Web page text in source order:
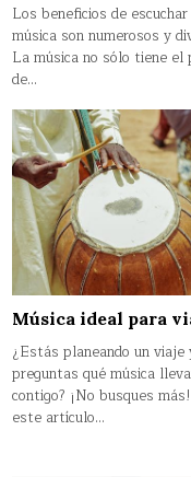
Los beneficios de escuchar
música son numerosos y
La música no sólo tiene el
de…
Música ideal para
¿Estás planeando un
preguntas qué música
contigo? ¡No busques
este artículo…